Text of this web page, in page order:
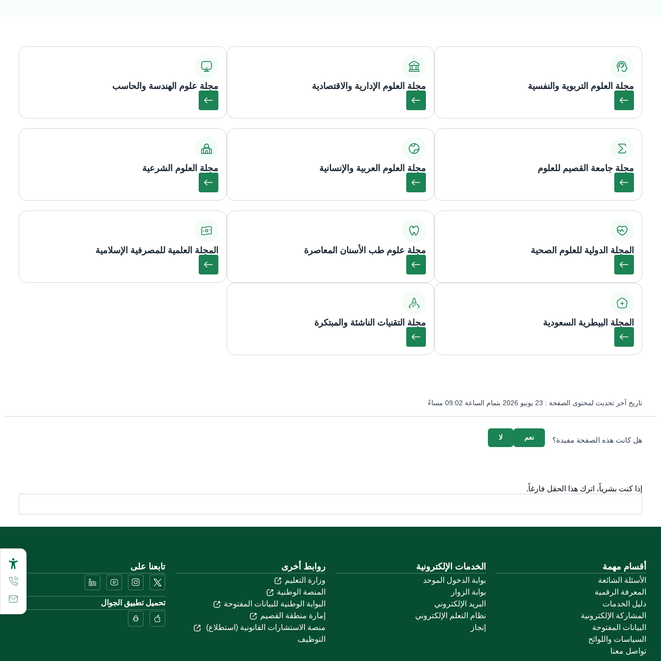
مجلة العلوم التربوية والنفسية مجلة العلوم الإدارية والاقتصادية مجلة علوم الهندسة والحاسب
مجلة جامعة القصيم للعلوم مجلة العلوم العربية والإنسانية مجلة العلوم الشرعية
المجلة الدولية للعلوم الصحية مجلة علوم طب الأسنان المعاصرة المجلة العلمية للمصرفية الإسلامية
المجلة البيطرية السعودية مجلة التقنيات الناشئة والمبتكرة
تاريخ آخر تحديث لمحتوى الصفحة : 23 يونيو 2026 بتمام الساعة 09:02 مساءً
هل كانت هذه الصفحة مفيدة؟ لا نعم
إذا كنت بشرياً، اترك هذا الحقل فارغاً.
أقسام مهمة
الأسئلة الشائعة
المعرفة الرقمية
دليل الخدمات
المشاركة الإلكترونية
البيانات المفتوحة
السياسات واللوائح
تواصل معنا
الخدمات الإلكترونية
بوابة الدخول الموحد
بوابة الزوار
البريد الإلكتروني
نظام التعلم الإلكتروني
إنجاز
روابط أخرى
وزارة التعليم
المنصة الوطنية
البوابة الوطنية للبيانات المفتوحة
إمارة منطقة القصيم
منصة الاستشارات القانونية (استطلاع)
التوظيف
تابعنا على
تحميل تطبيق الجوال